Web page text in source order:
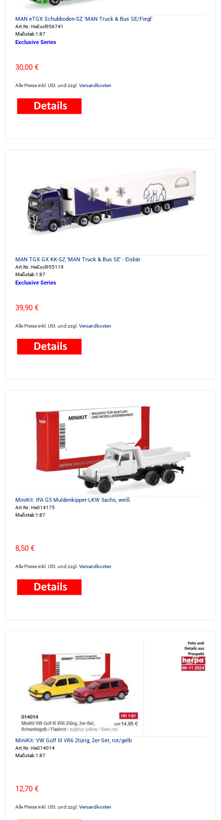
MAN eTGX Schubboden-SZ 'MAN Truck & Bus SE/Fiegl'
Art.Nr.: HeExcl956741
Maßstab:1:87
Exclusive Series
30,00 €
Alle Preise inkl. USt. und zzgl. Versandkosten
MAN TGX GX KK-SZ 'MAN Truck & Bus SE' - Eisbär
Art.Nr.: HeExcl955119
Maßstab:1:87
Exclusive Series
39,90 €
Alle Preise inkl. USt. und zzgl. Versandkosten
MiniKit: IFA G5 Muldenkipper-LKW 3achs, weiß
Art.Nr.: He014175
Maßstab:1:87
8,50 €
Alle Preise inkl. USt. und zzgl. Versandkosten
MiniKit: VW Golf III VR6 2türig, 2er-Set, rot/gelb
Art.Nr.: He014014
Maßstab:1:87
12,70 €
Alle Preise inkl. USt. und zzgl. Versandkosten